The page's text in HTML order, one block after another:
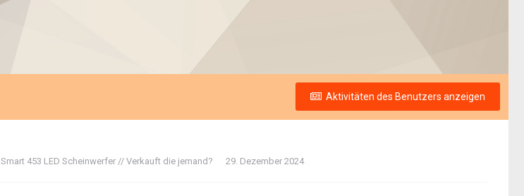
Aktivitäten des Benutzers anzeigen
Smart 453 LED Scheinwerfer // Verkauft die jemand? 29. Dezember 2024